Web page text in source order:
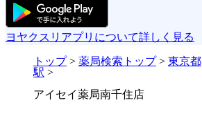
ヨヤクスリアプリについて詳しく見る
トップ> 薬局検索トップ> 東京都
駅 >
アイセイ薬局南千住店